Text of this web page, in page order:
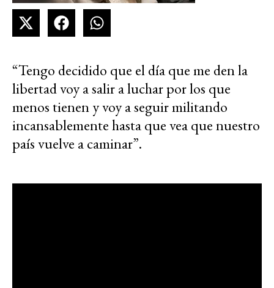
“Tengo decidido que el día que me den la
libertad voy a salir a luchar por los que
menos tienen y voy a seguir militando
incansablemente hasta que vea que nuestro
país vuelve a caminar”.